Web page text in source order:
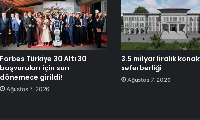
Forbes Türkiye 30 Altı 30
başvuruları için son
dönemece girildi!
Ağustos 7, 2026
3.5 milyar liralık konak
seferberliği
Ağustos 7, 2026